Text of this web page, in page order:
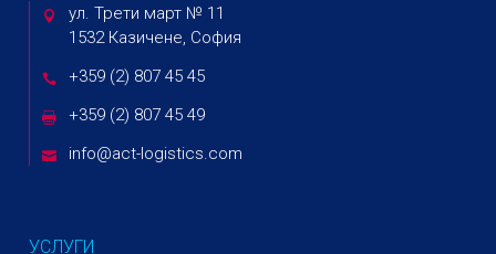
ул. Трети март № 11
1532 Казичене, София
+359 (2) 807 45 45
+359 (2) 807 45 49
info@act-logistics.com
УСЛУГИ